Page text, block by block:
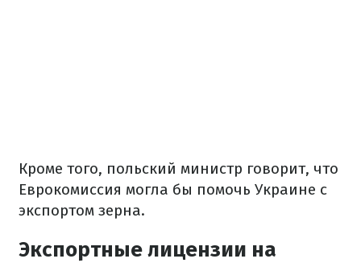
Кроме того, польский министр говорит, что
Еврокомиссия могла бы помочь Украине с
экспортом зерна.
Экспортные лицензии на